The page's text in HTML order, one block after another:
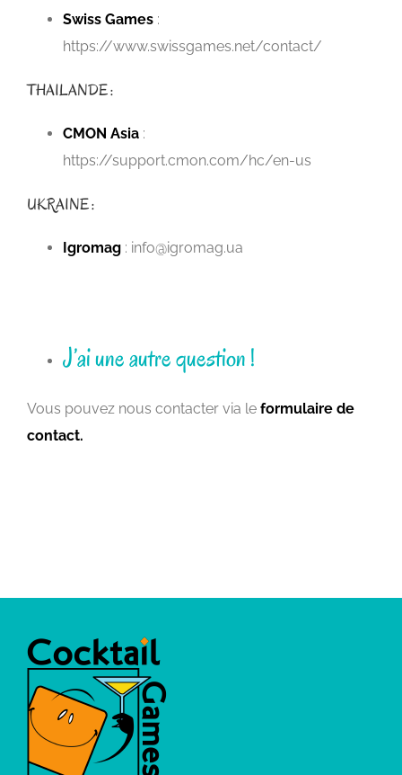
Swiss Games :
https://www.swissgames.net/contact/
THAILANDE :
CMON Asia :
https://support.cmon.com/hc/en-us
UKRAINE :
Igromag : info@igromag.ua
J’ai une autre question !
Vous pouvez nous contacter via le formulaire de
contact.